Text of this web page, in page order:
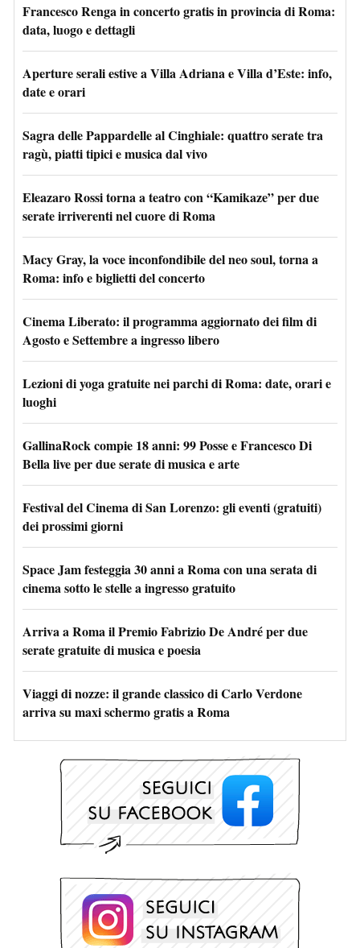
Francesco Renga in concerto gratis in provincia di Roma:
data, luogo e dettagli
Aperture serali estive a Villa Adriana e Villa d’Este: info,
date e orari
Sagra delle Pappardelle al Cinghiale: quattro serate tra
ragù, piatti tipici e musica dal vivo
Eleazaro Rossi torna a teatro con “Kamikaze” per due
serate irriverenti nel cuore di Roma
Macy Gray, la voce inconfondibile del neo soul, torna a
Roma: info e biglietti del concerto
Cinema Liberato: il programma aggiornato dei film di
Agosto e Settembre a ingresso libero
Lezioni di yoga gratuite nei parchi di Roma: date, orari e
luoghi
GallinaRock compie 18 anni: 99 Posse e Francesco Di
Bella live per due serate di musica e arte
Festival del Cinema di San Lorenzo: gli eventi (gratuiti)
dei prossimi giorni
Space Jam festeggia 30 anni a Roma con una serata di
cinema sotto le stelle a ingresso gratuito
Arriva a Roma il Premio Fabrizio De André per due
serate gratuite di musica e poesia
Viaggi di nozze: il grande classico di Carlo Verdone
arriva su maxi schermo gratis a Roma